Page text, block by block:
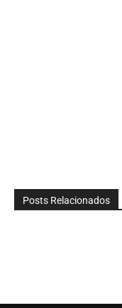
Posts Relacionados